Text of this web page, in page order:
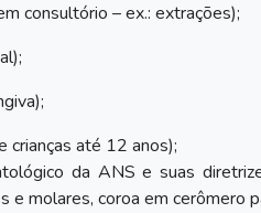
consultório – ex.: extrações);
até 12 anos);
da ANS e suas
e molares, coroa em cerômero